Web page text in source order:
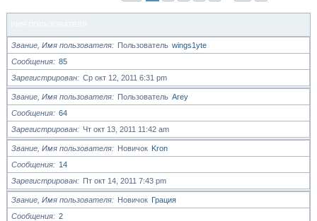
Звание, Имя пользователя Пользователь wings1yte
Сообщения
85
Зарегистрирован
Ср окт 12, 2011 6:31 pm
Звание, Имя пользователя Пользователь Arey
Сообщения
64
Зарегистрирован
Чт окт 13, 2011 11:42 am
Звание, Имя пользователя Новичок Kron
Сообщения
14
Зарегистрирован
Пт окт 14, 2011 7:43 pm
Звание, Имя пользователя Новичок Грация
Сообщения
2